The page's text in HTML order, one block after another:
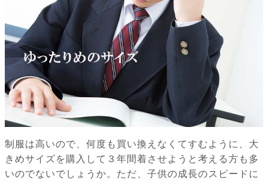
制服は高いので、何度も買い換えなくてすむように、大
きめサイズを購入して３年間着させようと考える方も多
いのでないでしょうか。ただ、子供の成長のスピードに